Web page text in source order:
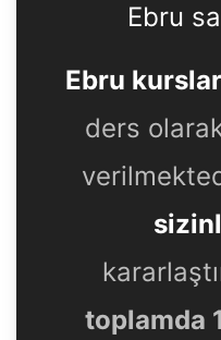
Ebru
Ebru
ders
toplamda